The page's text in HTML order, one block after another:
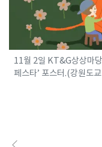
11월 2일 KT&G상상마
페스타’ 포스터.(강원도